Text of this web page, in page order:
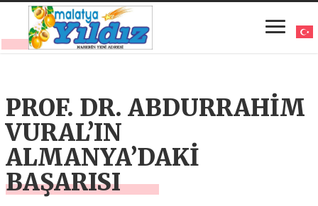
PROF. DR. ABDURRAHİM
VURAL’IN
ALMANYA’DAKİ
BAŞARISI